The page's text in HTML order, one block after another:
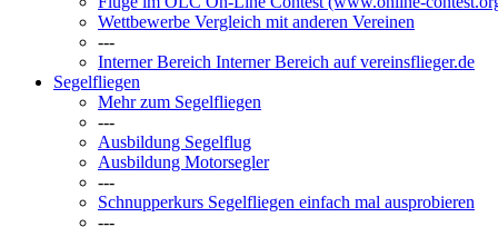
Wettbewerbe Vergleich mit anderen Vereinen
---
Interner Bereich Interner Bereich auf vereinsflieger.de
Segelfliegen
Mehr zum Segelfliegen
---
Ausbildung Segelflug
Ausbildung Motorsegler
---
Schnupperkurs Segelfliegen einfach mal ausprobieren
---